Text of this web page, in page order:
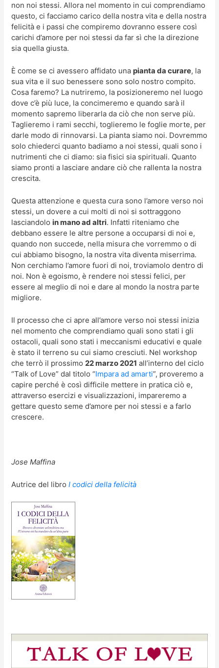
non noi stessi. Allora nel momento in cui comprendiamo
questo, ci facciamo carico della nostra vita e della nostra
felicità e i passi che compiremo dovranno essere così
carichi d’amore per noi stessi da far sì che la direzione
sia quella giusta.
È come se ci avessero affidato una pianta da curare, la
sua vita e il suo benessere sono solo nostro compito.
Cosa faremo? La nutriremo, la posizioneremo nel luogo
dove c’è più luce, la concimeremo e quando sarà il
momento sapremo liberarla da ciò che non serve più.
Taglieremo i rami secchi, toglieremo le foglie morte, per
darle modo di rinnovarsi. La pianta siamo noi. Dovremmo
solo chiederci quanto badiamo a noi stessi, quali sono i
nutrimenti che ci diamo: sia fisici sia spirituali. Quanto
siamo pronti a lasciare andare ciò che rallenta la nostra
crescita.
Questa attenzione e questa cura sono l’amore verso noi
stessi, un dovere a cui molti di noi si sottraggono
lasciandolo in mano ad altri. Infatti riteniamo che
debbano essere le altre persone a occuparsi di noi e,
quando non succede, nella misura che vorremmo o di
cui abbiamo bisogno, la nostra vita diventa miserrima.
Non cerchiamo l’amore fuori di noi, troviamolo dentro di
noi. Non è egoismo, è rendere noi stessi felici, per
essere al meglio di noi e dare al mondo la nostra parte
migliore.
Il processo che ci apre all’amore verso noi stessi inizia
nel momento che comprendiamo quali sono stati i gli
ostacoli, quali sono stati i meccanismi educativi e quale
è stato il terreno su cui siamo cresciuti. Nel workshop
che terrò il prossimo22 marzo 2021 all’interno del ciclo
“Talk of Love” dal titolo “Impara ad amarti”, proveremo a
capire perché è così difficile mettere in pratica ciò e,
attraverso esercizi e visualizzazioni, impareremo a
gettare questo seme d’amore per noi stessi e a farlo
crescere.
Jose Maffina
Autrice del libro I codici della felicità